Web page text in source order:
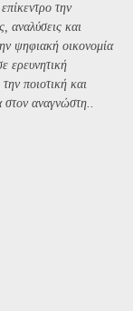
την
αναλύσεις και
ψηφιακή οικονομία
ερευνητική
ποιοτική και
στον αναγνώστη..